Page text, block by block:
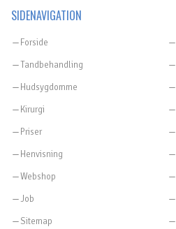
SIDENAVIGATION
Forside
Tandbehandling
Hudsygdomme
Kirurgi
Priser
Henvisning
Webshop
Job
Sitemap